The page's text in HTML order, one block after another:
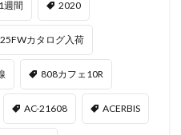
1週間 2020
カタログ入荷
808カフェ10R
AC-21608 ACERBIS